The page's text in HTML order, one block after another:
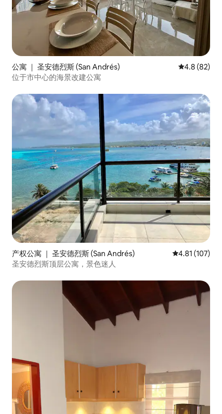
公寓 ｜ 圣安德烈斯 (San Andrés) 平均评分
4.8 (82)
位于市中心的海景改建公寓
产权公寓 ｜ 圣安德烈斯 (San Andrés) 平均评分 4.81
4.81 (107)
圣安德烈斯顶层公寓，景色迷人